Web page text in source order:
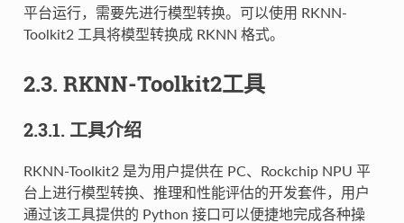
平台运行，需要先进行模型转换。可以使用 RKNN-
Toolkit2 工具将模型转换成 RKNN 格式。
2.3. RKNN-Toolkit2工具
2.3.1. 工具介绍
RKNN-Toolkit2 是为用户提供在 PC、Rockchip NPU 平
台上进行模型转换、推理和性能评估的开发套件，用户
通过该工具提供的 Python 接口可以便捷地完成各种操